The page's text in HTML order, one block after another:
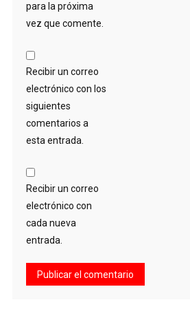
para la próxima
vez que comente.
Recibir un correo
electrónico con los
siguientes
comentarios a
esta entrada.
Recibir un correo
electrónico con
cada nueva
entrada.